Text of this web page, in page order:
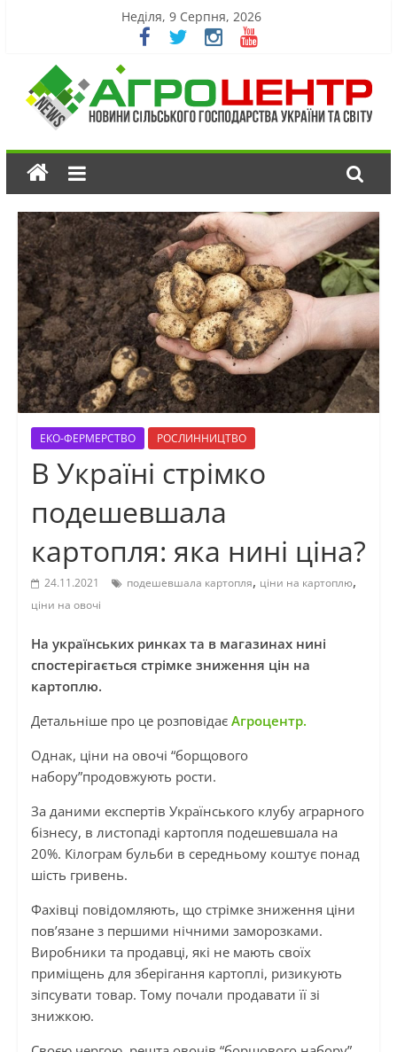
Неділя, 9 Серпня, 2026
ЕКО-ФЕРМЕРСТВО РОСЛИННИЦТВО
В Україні стрімко
подешевшала
картопля: яка нині ціна?
24.11.2021 подешевшала картопля, ціни на картоплю,
ціни на овочі
На українських ринках та в магазинах нині
спостерігається стрімке зниження цін на
картоплю.
Детальніше про це розповідає Агроцентр.
Однак, ціни на овочі “борщового
набору”продовжують рости.
За даними експертів Українського клубу аграрного
бізнесу, в листопаді картопля подешевшала на
20%. Кілограм бульби в середньому коштує понад
шість гривень.
Фахівці повідомляють, що стрімке зниження ціни
пов’язане з першими нічними заморозками.
Виробники та продавці, які не мають своїх
приміщень для зберігання картоплі, ризикують
зіпсувати товар. Тому почали продавати її зі
знижкою.